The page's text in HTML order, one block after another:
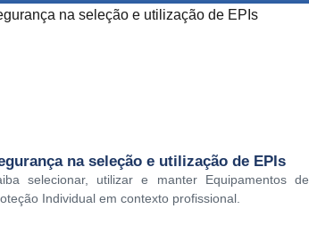
na seleção e utilização de EPIs
selecionar, utilizar e manter Equipamentos de
Individual em contexto profissional.